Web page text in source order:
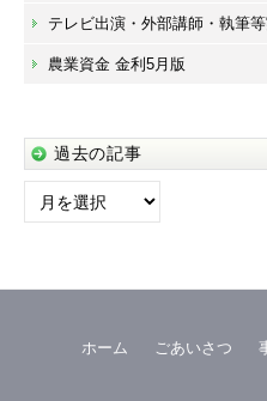
テレビ出演・外部講師・執筆
農業資金 金利5月版
過去の記事
過
ホーム ごあいさつ